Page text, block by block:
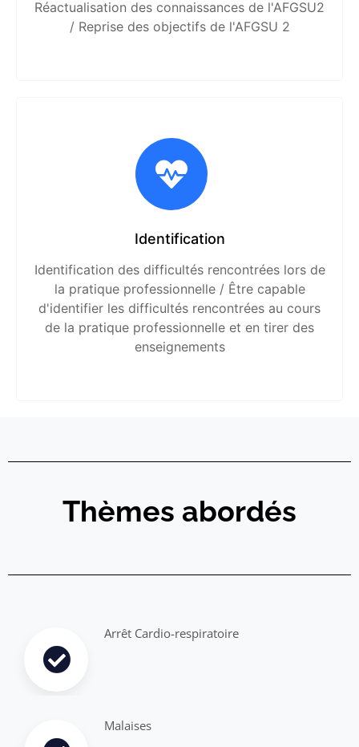
Réactualisation des connaissances de l'AFGSU2
/ Reprise des objectifs de l'AFGSU 2
Identification
Identification des difficultés rencontrées lors de
la pratique professionnelle / Être capable
d'identifier les difficultés rencontrées au cours
de la pratique professionnelle et en tirer des
enseignements
Thèmes abordés
Arrêt Cardio-respiratoire
Malaises